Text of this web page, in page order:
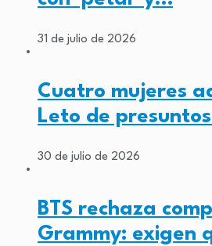
31 de julio de 2026
Cuatro mujeres
Leto de
30 de julio de 2026
BTS rechaza
Grammy: exigen